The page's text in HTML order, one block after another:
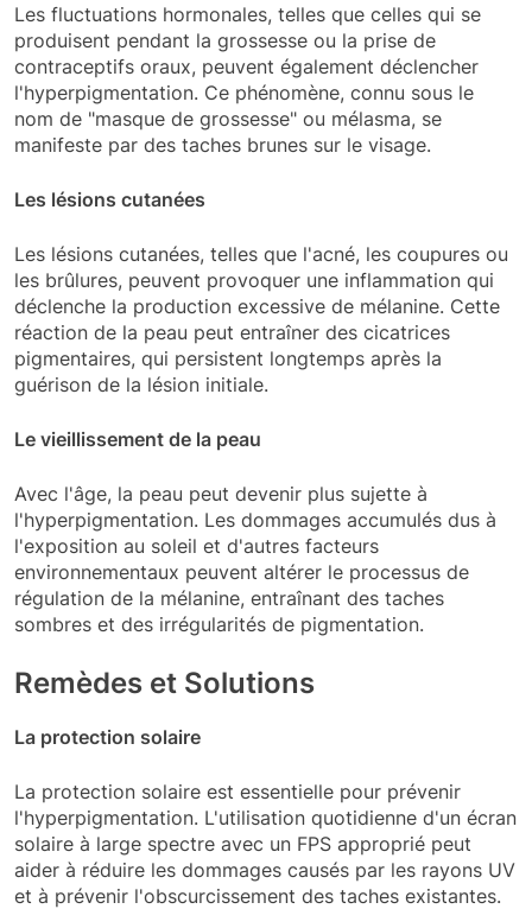
Les fluctuations hormonales, telles que celles qui se
produisent pendant la grossesse ou la prise de
contraceptifs oraux, peuvent également déclencher
l'hyperpigmentation. Ce phénomène, connu sous le
nom de "masque de grossesse" ou mélasma, se
manifeste par des taches brunes sur le visage.
Les lésions cutanées
Les lésions cutanées, telles que l'acné, les coupures ou
les brûlures, peuvent provoquer une inflammation qui
déclenche la production excessive de mélanine. Cette
réaction de la peau peut entraîner des cicatrices
pigmentaires, qui persistent longtemps après la
guérison de la lésion initiale.
Le vieillissement de la peau
Avec l'âge, la peau peut devenir plus sujette à
l'hyperpigmentation. Les dommages accumulés dus à
l'exposition au soleil et d'autres facteurs
environnementaux peuvent altérer le processus de
régulation de la mélanine, entraînant des taches
sombres et des irrégularités de pigmentation.
Remèdes et Solutions
La protection solaire
La protection solaire est essentielle pour prévenir
l'hyperpigmentation. L'utilisation quotidienne d'un écran
solaire à large spectre avec un FPS approprié peut
aider à réduire les dommages causés par les rayons UV
et à prévenir l'obscurcissement des taches existantes.